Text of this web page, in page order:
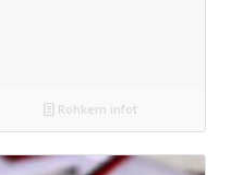
Rohkem infot